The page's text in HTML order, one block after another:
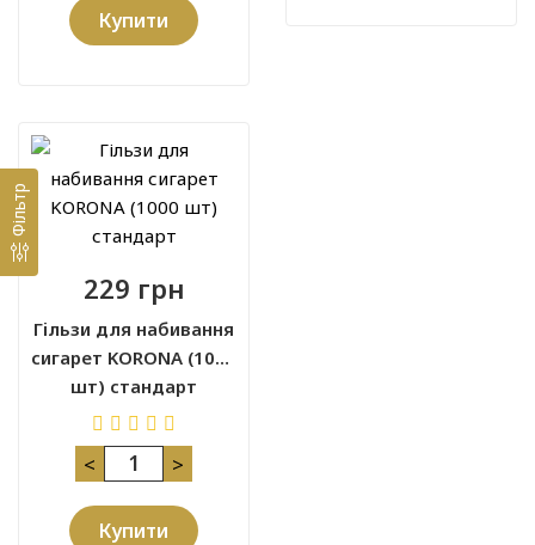
Фільтр
Купити
229 грн
Гільзи для набивання
сигарет KORONA (1000
шт) стандарт
< >
Купити